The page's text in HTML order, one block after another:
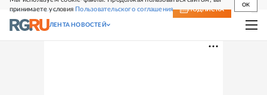
принимаете условия Пользовательского соглашения
OK
СВЕЖИЙ НОМЕР ПОДПИСКА
ЛЕНТА НОВОСТЕЙ